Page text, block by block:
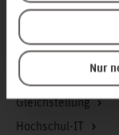
Nur
Forschung und
Geschäftsstelle
Gleichstellung
Hochschul-IT